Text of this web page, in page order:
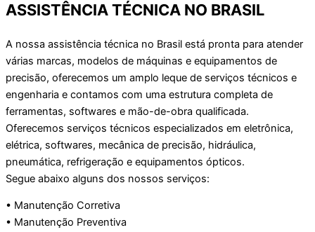
ASSISTÊNCIA TÉCNICA NO BRASIL
A nossa assistência técnica no Brasil está pronta para atender
várias marcas, modelos de máquinas e equipamentos de
precisão, oferecemos um amplo leque de serviços técnicos e
engenharia e contamos com uma estrutura completa de
ferramentas, softwares e mão-de-obra qualificada.
Oferecemos serviços técnicos especializados em eletrônica,
elétrica, softwares, mecânica de precisão, hidráulica,
pneumática, refrigeração e equipamentos ópticos.
Segue abaixo alguns dos nossos serviços:
• Manutenção Corretiva
• Manutenção Preventiva